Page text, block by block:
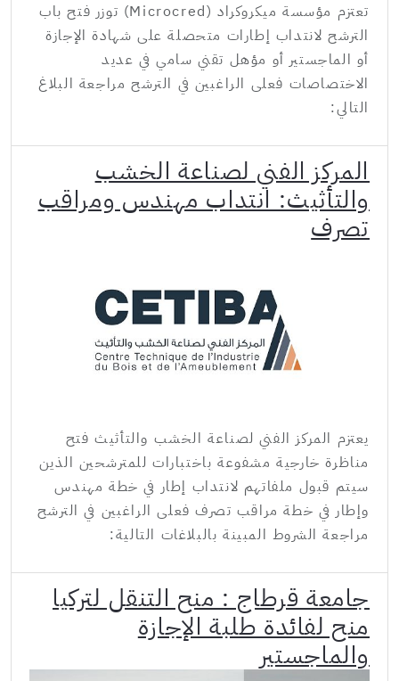
تعتزم مؤسسة ميكروكراد (Microcred) توزر فتح باب
الترشح لانتداب إطارات متحصلة على شهادة الإجازة
أو الماجستير أو مؤهل تقني سامي في عديد
الاختصاصات فعلى الراغبين في الترشح مراجعة البلاغ
التالي:
المركز الفني لصناعة الخشب
والتأثيث: انتداب مهندس ومراقب
تصرف
يعتزم المركز الفني لصناعة الخشب والتأثيث فتح
مناظرة خارجية مشفوعة باختبارات للمترشحين الذين
سيتم قبول ملفاتهم لانتداب إطار في خطة مهندس
وإطار في خطة مراقب تصرف فعلى الراغبين في الترشح
مراجعة الشروط المبينة بالبلاغات التالية:
جامعة قرطاج : منح التنقل لتركيا
منح لفائدة طلبة الإجازة
والماجستير